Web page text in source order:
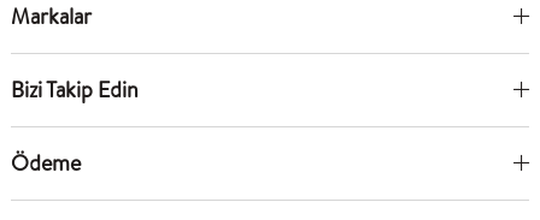
Markalar
Bizi Takip Edin
Ödeme